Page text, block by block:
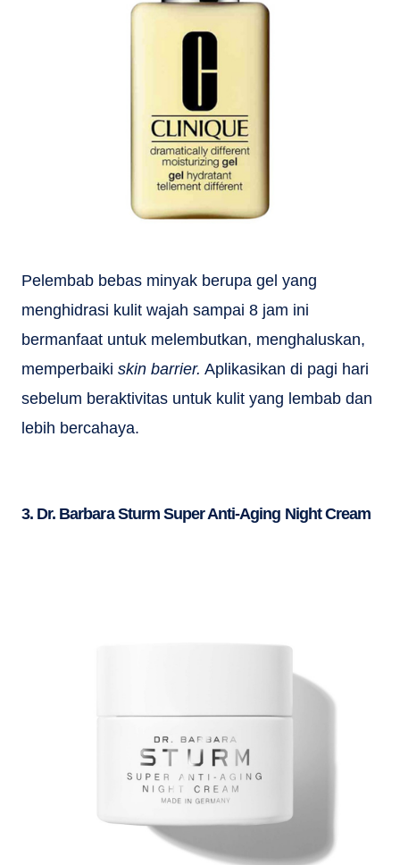
Pelembab bebas minyak berupa gel yang
menghidrasi kulit wajah sampai 8 jam ini
bermanfaat untuk melembutkan, menghaluskan,
memperbaiki skin barrier. Aplikasikan di pagi hari
sebelum beraktivitas untuk kulit yang lembab dan
lebih bercahaya.
3. Dr. Barbara Sturm Super Anti-Aging Night Cream